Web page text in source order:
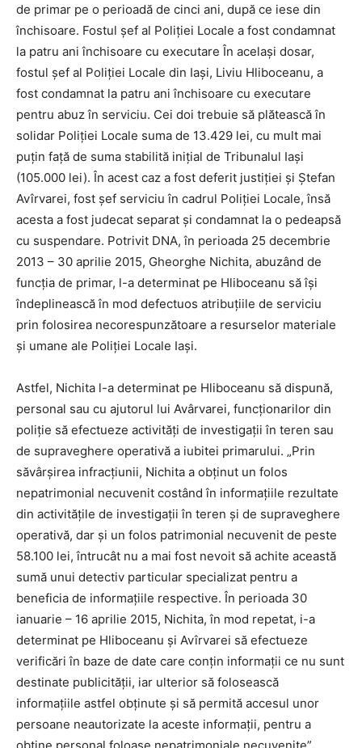
de primar pe o perioadă de cinci ani, după ce iese din
închisoare. Fostul şef al Poliţiei Locale a fost condamnat
la patru ani închisoare cu executare În acelaşi dosar,
fostul şef al Poliţiei Locale din Iaşi, Liviu Hliboceanu, a
fost condamnat la patru ani închisoare cu executare
pentru abuz în serviciu. Cei doi trebuie să plătească în
solidar Poliţiei Locale suma de 13.429 lei, cu mult mai
puţin faţă de suma stabilită iniţial de Tribunalul Iaşi
(105.000 lei). În acest caz a fost deferit justiţiei şi Ştefan
Avîrvarei, fost şef serviciu în cadrul Poliţiei Locale, însă
acesta a fost judecat separat şi condamnat la o pedeapsă
cu suspendare. Potrivit DNA, în perioada 25 decembrie
2013 – 30 aprilie 2015, Gheorghe Nichita, abuzând de
funcţia de primar, l-a determinat pe Hliboceanu să îşi
îndeplinească în mod defectuos atribuţiile de serviciu
prin folosirea necorespunzătoare a resurselor materiale
şi umane ale Poliţiei Locale Iaşi.
Astfel, Nichita l-a determinat pe Hliboceanu să dispună,
personal sau cu ajutorul lui Avârvarei, funcţionarilor din
poliţie să efectueze activităţi de investigaţii în teren sau
de supraveghere operativă a iubitei primarului. „Prin
săvârşirea infracţiunii, Nichita a obţinut un folos
nepatrimonial necuvenit costând în informaţiile rezultate
din activităţile de investigaţii în teren şi de supraveghere
operativă, dar şi un folos patrimonial necuvenit de peste
58.100 lei, întrucât nu a mai fost nevoit să achite această
sumă unui detectiv particular specializat pentru a
beneficia de informaţiile respective. În perioada 30
ianuarie – 16 aprilie 2015, Nichita, în mod repetat, i-a
determinat pe Hliboceanu şi Avîrvarei să efectueze
verificări în baze de date care conţin informaţii ce nu sunt
destinate publicităţii, iar ulterior să folosească
informaţiile astfel obţinute şi să permită accesul unor
persoane neautorizate la aceste informaţii, pentru a